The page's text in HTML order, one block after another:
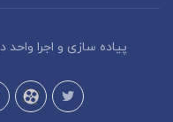
پیاده سازی و اجرا